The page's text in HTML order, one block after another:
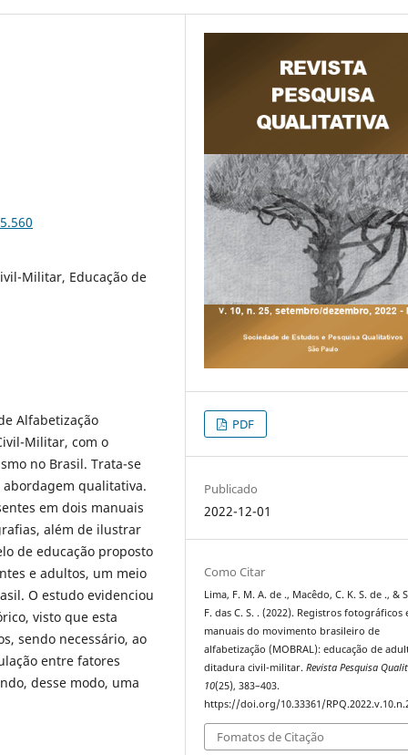
Militar, Educação de
Alfabetização
Militar, com o
no Brasil. Trata-se
qualitativa.
em dois manuais
além de ilustrar
de educação proposto
e adultos, um meio
O estudo evidenciou
visto que esta
sendo necessário, ao
entre fatores
desse modo, uma
PDF
Publicado
2022-12-01
Como Citar
Lima, F. M. A. de ., Macêdo, C. K. S. de ., &
F. das C. S. . (2022). Registros fotográficos
manuais do movimento brasileiro de
alfabetização (MOBRAL): educação de
ditadura civil-militar.Revista Pesquisa
10(25), 383–403.
https://doi.org/10.33361/
Fomatos de Citação